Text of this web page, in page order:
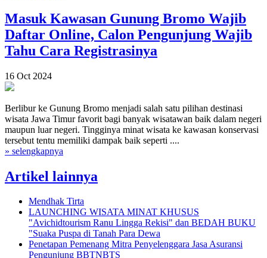
Masuk Kawasan Gunung Bromo Wajib
Daftar Online, Calon Pengunjung Wajib
Tahu Cara Registrasinya
16 Oct 2024
Berlibur ke Gunung Bromo menjadi salah satu pilihan destinasi
wisata Jawa Timur favorit bagi banyak wisatawan baik dalam negeri
maupun luar negeri. Tingginya minat wisata ke kawasan konservasi
tersebut tentu memiliki dampak baik seperti ....
» selengkapnya
Artikel lainnya
Mendhak Tirta
LAUNCHING WISATA MINAT KHUSUS
"Avichidtourism Ranu Lingga Rekisi" dan BEDAH BUKU
"Suaka Puspa di Tanah Para Dewa
Penetapan Pemenang Mitra Penyelenggara Jasa Asuransi
Pengunjung BBTNBTS